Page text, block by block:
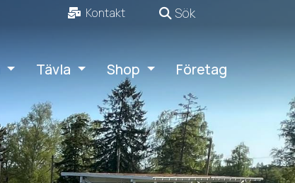
Kontakt Sök
Tävla Shop Företag